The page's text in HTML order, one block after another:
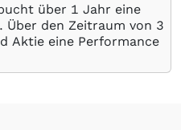
über 1 Jahr eine
. Über den Zeitraum von 3
Aktie eine Performance